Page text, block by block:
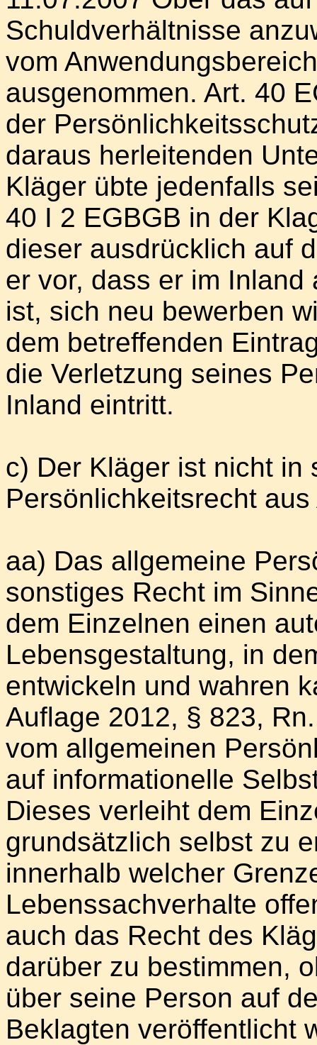
Schuldverhältnisse
vom
ausgenommen. Art. 40
der
daraus herleitenden
Kläger übte jedenfalls
40 I 2 EGBGB in der
dieser ausdrücklich auf
er vor, dass er im
ist, sich neu bewerben
dem betreffenden
die Verletzung seines
Inland eintritt.
c) Der Kläger ist nicht in
Persönlichkeitsrecht
aa) Das allgemeine
sonstiges Recht im
dem Einzelnen einen
Lebensgestaltung, in
entwickeln und wahren
Auflage 2012, § 823,
vom allgemeinen
auf informationelle
Dieses verleiht dem
grundsätzlich selbst zu
innerhalb welcher
Lebenssachverhalte
auch das Recht des
darüber zu bestimmen,
über seine Person auf
Beklagten veröffentlicht